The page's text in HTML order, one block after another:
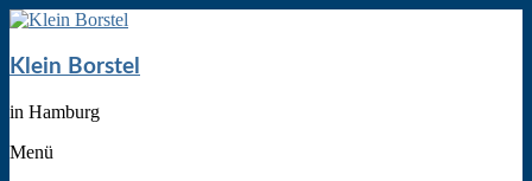
Klein Borstel
in Hamburg
Menü